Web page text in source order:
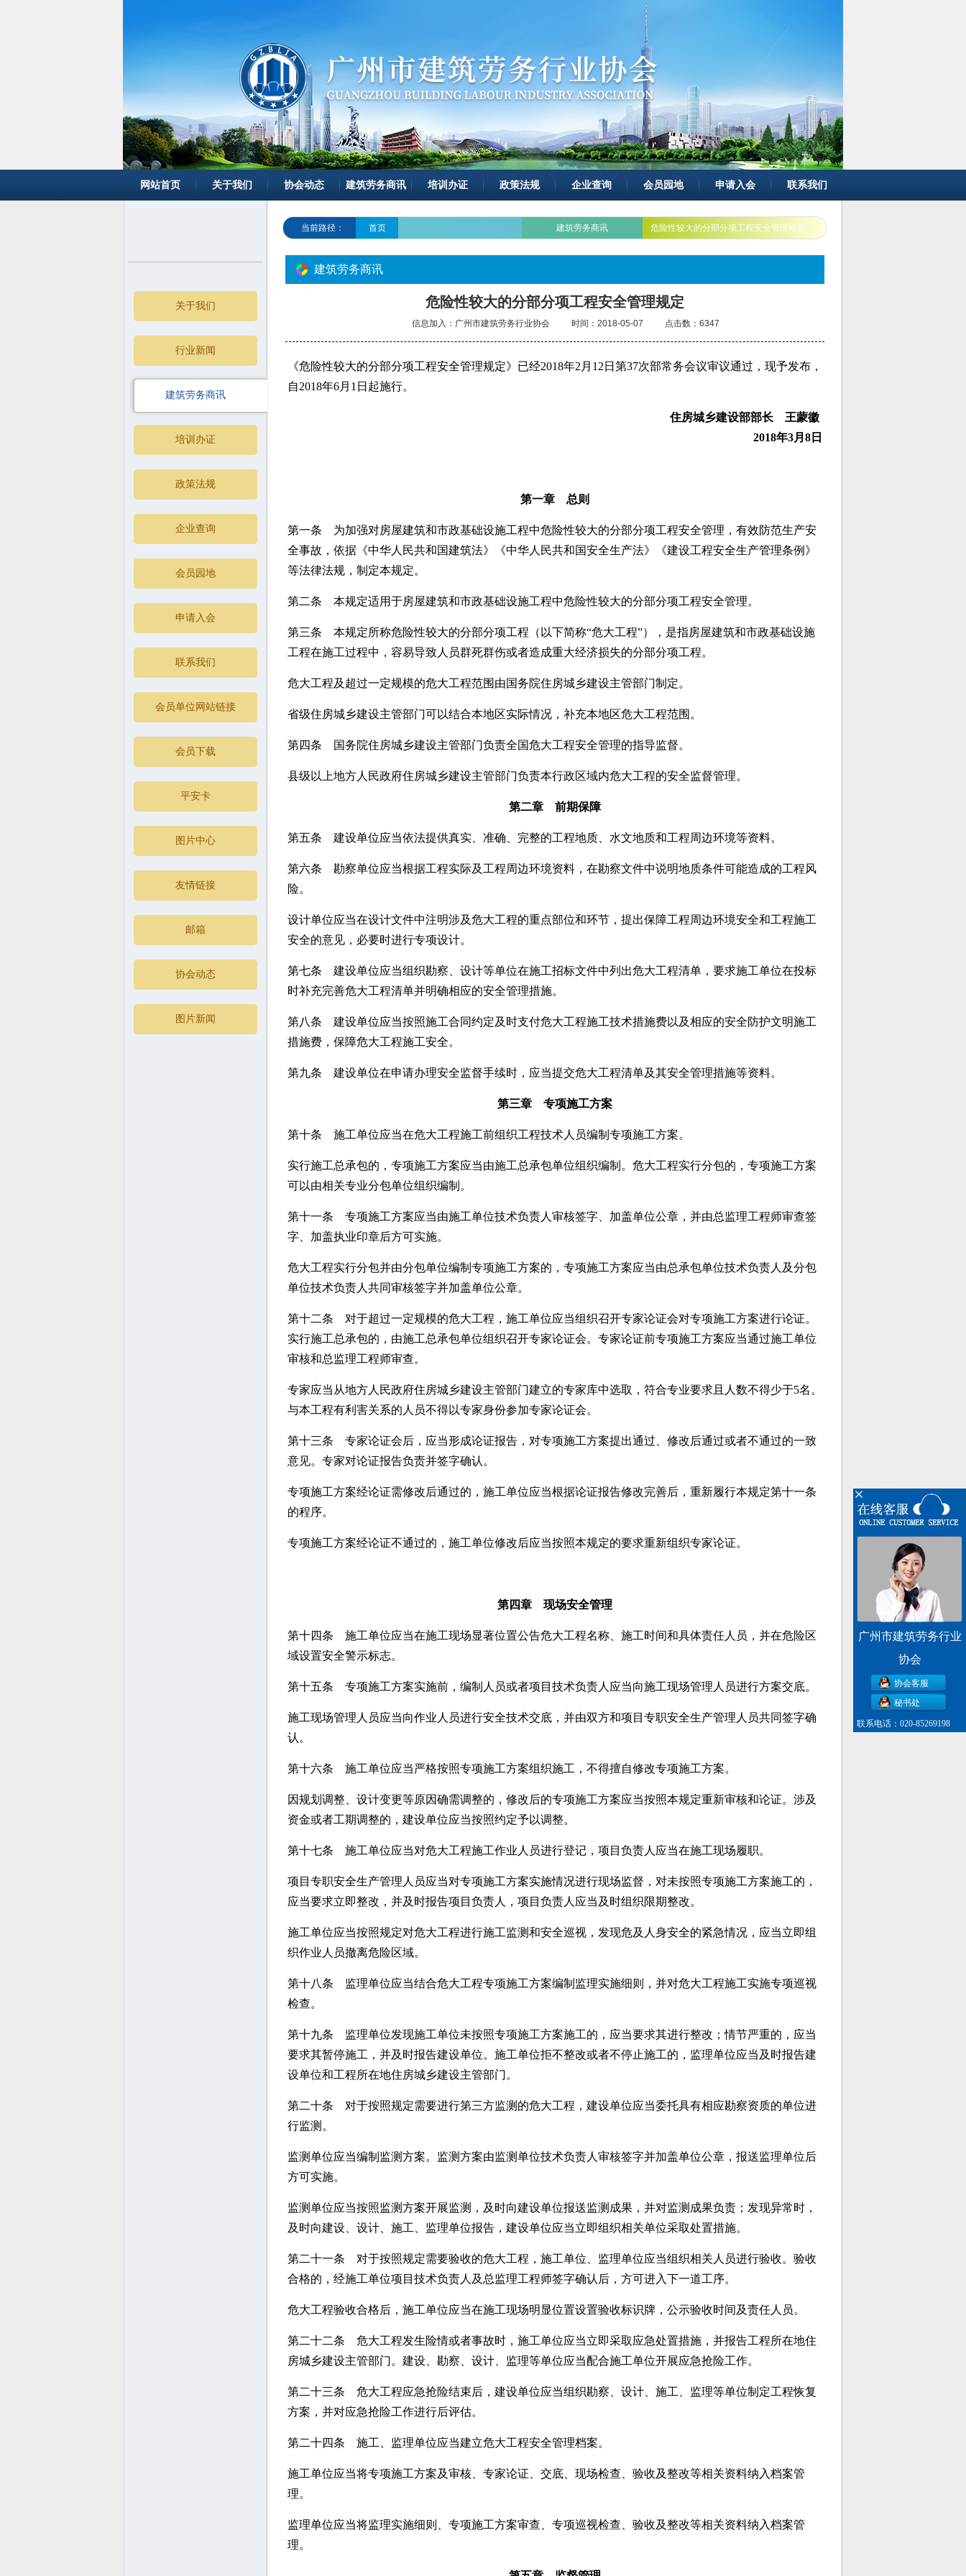
网站首页 关于我们 协会动态 建筑劳务商讯 培训办证 政策法规 企业查询 会员园地 申请入会 联系我们
关于我们
行业新闻
建筑劳务商讯
培训办证
政策法规
企业查询
会员园地
申请入会
联系我们
会员单位网站链接
会员下载
平安卡
图片中心
友情链接
邮箱
协会动态
图片新闻
当前路径： 首页 建筑劳务商讯 危险性较大的分部分项工程安全管理规定
建筑劳务商讯
危险性较大的分部分项工程安全管理规定
信息加入：广州市建筑劳务行业协会 时间：2018-05-07 点击数：6347
《危险性较大的分部分项工程安全管理规定》已经2018年2月12日第37次部常务会议审议通过，现予发布，
自2018年6月1日起施行。
住房城乡建设部部长 王蒙徽
2018年3月8日
第一章 总则
第一条 为加强对房屋建筑和市政基础设施工程中危险性较大的分部分项工程安全管理，有效防范生产安
全事故，依据《中华人民共和国建筑法》《中华人民共和国安全生产法》《建设工程安全生产管理条例》
等法律法规，制定本规定。
第二条 本规定适用于房屋建筑和市政基础设施工程中危险性较大的分部分项工程安全管理。
第三条 本规定所称危险性较大的分部分项工程（以下简称“危大工程”），是指房屋建筑和市政基础设施
工程在施工过程中，容易导致人员群死群伤或者造成重大经济损失的分部分项工程。
危大工程及超过一定规模的危大工程范围由国务院住房城乡建设主管部门制定。
省级住房城乡建设主管部门可以结合本地区实际情况，补充本地区危大工程范围。
第四条 国务院住房城乡建设主管部门负责全国危大工程安全管理的指导监督。
县级以上地方人民政府住房城乡建设主管部门负责本行政区域内危大工程的安全监督管理。
第二章 前期保障
第五条 建设单位应当依法提供真实、准确、完整的工程地质、水文地质和工程周边环境等资料。
第六条 勘察单位应当根据工程实际及工程周边环境资料，在勘察文件中说明地质条件可能造成的工程风
险。
设计单位应当在设计文件中注明涉及危大工程的重点部位和环节，提出保障工程周边环境安全和工程施工
安全的意见，必要时进行专项设计。
第七条 建设单位应当组织勘察、设计等单位在施工招标文件中列出危大工程清单，要求施工单位在投标
时补充完善危大工程清单并明确相应的安全管理措施。
第八条 建设单位应当按照施工合同约定及时支付危大工程施工技术措施费以及相应的安全防护文明施工
措施费，保障危大工程施工安全。
第九条 建设单位在申请办理安全监督手续时，应当提交危大工程清单及其安全管理措施等资料。
第三章 专项施工方案
第十条 施工单位应当在危大工程施工前组织工程技术人员编制专项施工方案。
实行施工总承包的，专项施工方案应当由施工总承包单位组织编制。危大工程实行分包的，专项施工方案
可以由相关专业分包单位组织编制。
第十一条 专项施工方案应当由施工单位技术负责人审核签字、加盖单位公章，并由总监理工程师审查签
字、加盖执业印章后方可实施。
危大工程实行分包并由分包单位编制专项施工方案的，专项施工方案应当由总承包单位技术负责人及分包
单位技术负责人共同审核签字并加盖单位公章。
第十二条 对于超过一定规模的危大工程，施工单位应当组织召开专家论证会对专项施工方案进行论证。
实行施工总承包的，由施工总承包单位组织召开专家论证会。专家论证前专项施工方案应当通过施工单位
审核和总监理工程师审查。
专家应当从地方人民政府住房城乡建设主管部门建立的专家库中选取，符合专业要求且人数不得少于5名。
与本工程有利害关系的人员不得以专家身份参加专家论证会。
第十三条 专家论证会后，应当形成论证报告，对专项施工方案提出通过、修改后通过或者不通过的一致
意见。专家对论证报告负责并签字确认。
专项施工方案经论证需修改后通过的，施工单位应当根据论证报告修改完善后，重新履行本规定第十一条
的程序。
专项施工方案经论证不通过的，施工单位修改后应当按照本规定的要求重新组织专家论证。
第四章 现场安全管理
第十四条 施工单位应当在施工现场显著位置公告危大工程名称、施工时间和具体责任人员，并在危险区
域设置安全警示标志。
第十五条 专项施工方案实施前，编制人员或者项目技术负责人应当向施工现场管理人员进行方案交底。
施工现场管理人员应当向作业人员进行安全技术交底，并由双方和项目专职安全生产管理人员共同签字确
认。
第十六条 施工单位应当严格按照专项施工方案组织施工，不得擅自修改专项施工方案。
因规划调整、设计变更等原因确需调整的，修改后的专项施工方案应当按照本规定重新审核和论证。涉及
资金或者工期调整的，建设单位应当按照约定予以调整。
第十七条 施工单位应当对危大工程施工作业人员进行登记，项目负责人应当在施工现场履职。
项目专职安全生产管理人员应当对专项施工方案实施情况进行现场监督，对未按照专项施工方案施工的，
应当要求立即整改，并及时报告项目负责人，项目负责人应当及时组织限期整改。
施工单位应当按照规定对危大工程进行施工监测和安全巡视，发现危及人身安全的紧急情况，应当立即组
织作业人员撤离危险区域。
第十八条 监理单位应当结合危大工程专项施工方案编制监理实施细则，并对危大工程施工实施专项巡视
检查。
第十九条 监理单位发现施工单位未按照专项施工方案施工的，应当要求其进行整改；情节严重的，应当
要求其暂停施工，并及时报告建设单位。施工单位拒不整改或者不停止施工的，监理单位应当及时报告建
设单位和工程所在地住房城乡建设主管部门。
第二十条 对于按照规定需要进行第三方监测的危大工程，建设单位应当委托具有相应勘察资质的单位进
行监测。
监测单位应当编制监测方案。监测方案由监测单位技术负责人审核签字并加盖单位公章，报送监理单位后
方可实施。
监测单位应当按照监测方案开展监测，及时向建设单位报送监测成果，并对监测成果负责；发现异常时，
及时向建设、设计、施工、监理单位报告，建设单位应当立即组织相关单位采取处置措施。
第二十一条 对于按照规定需要验收的危大工程，施工单位、监理单位应当组织相关人员进行验收。验收
合格的，经施工单位项目技术负责人及总监理工程师签字确认后，方可进入下一道工序。
危大工程验收合格后，施工单位应当在施工现场明显位置设置验收标识牌，公示验收时间及责任人员。
第二十二条 危大工程发生险情或者事故时，施工单位应当立即采取应急处置措施，并报告工程所在地住
房城乡建设主管部门。建设、勘察、设计、监理等单位应当配合施工单位开展应急抢险工作。
第二十三条 危大工程应急抢险结束后，建设单位应当组织勘察、设计、施工、监理等单位制定工程恢复
方案，并对应急抢险工作进行后评估。
第二十四条 施工、监理单位应当建立危大工程安全管理档案。
施工单位应当将专项施工方案及审核、专家论证、交底、现场检查、验收及整改等相关资料纳入档案管
理。
监理单位应当将监理实施细则、专项施工方案审查、专项巡视检查、验收及整改等相关资料纳入档案管
理。
广州市建筑劳务行业
协会
协会客服
秘书处
联系电话：020-85269198